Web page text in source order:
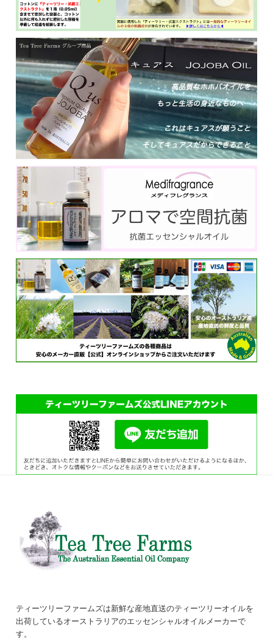
ティーツリーファームズは新鮮な産地直送のティーツリーオイルを
出荷しているオーストラリアのエッセンシャルオイルメーカーで
す。